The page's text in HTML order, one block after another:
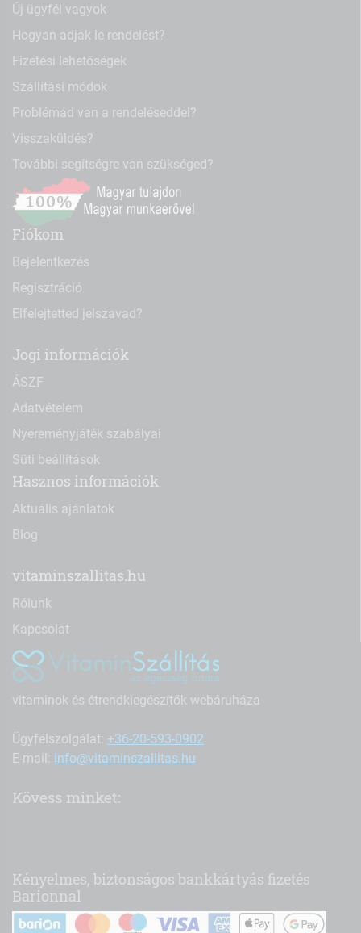
Új ügyfél vagyok
Hogyan adjak le rendelést?
Fizetési lehetőségek
Szállítási módok
Problémád van a rendeléseddel?
Visszaküldés?
További segítségre van szükséged?
Fiókom
Bejelentkezés
Regisztráció
Elfelejtetted jelszavad?
Jogi információk
ÁSZF
Adatvételem
Nyereményjáték szabályai
Süti beállítások
Hasznos információk
Aktuális ajánlatok
Blog
vitaminszallitas.hu
Rólunk
Kapcsolat
vitaminok és étrendkiegészítők webáruháza
Ügyfélszolgálat: +36-20-593-0902
E-mail: info@vitaminszallitas.hu
Kövess minket:
Kényelmes, biztonságos bankkártyás fizetés
Barionnal